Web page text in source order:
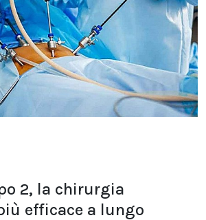
2, la chirurgia
efficace a lungo